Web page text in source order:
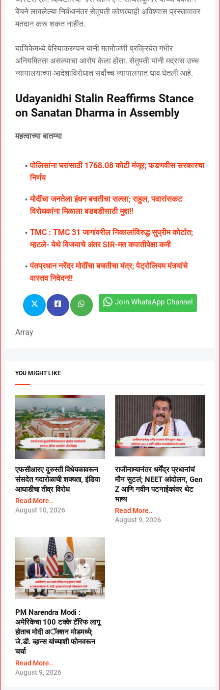
बेंचने लावलेल्या निर्बंधानंतर सेतुपती कोणत्याही अविश्वास प्रस्तावावर
मतदान करू शकत नाहीत.
याचिकेमध्ये पेरियाकरुप्पन यांनी मतमोजणी प्रक्रियेत गंभीर
अनियमितता असल्याचा आरोप केला होता. सेतुपती यांनी मद्रास उच्च
न्यायालयाच्या आदेशाविरोधात सर्वोच्च न्यायालयात धाव घेतली आहे.
Udayanidhi Stalin Reaffirms Stance
on Sanatan Dharma in Assembly
महत्वाच्या बातम्या
पोलिसांना घरांसाठी 1768.08 कोटी मंजूर; फडणवीस सरकारचा
निर्णय
मोदींचा जनतेला इंधन बचतीचा सल्ला; राहुल, पवारांसकट
विरोधकांना मिळाला बडबडीसाठी मुद्दा!!
TMC : TMC 31 जागांवरील निकालांविरुद्ध सुप्रीम कोर्टात;
म्हटले- येथे विजयाचे अंतर SIR-मत कपातीपेक्षा कमी
पंतप्रधान नरेंद्र मोदींचा बचतीचा मंत्र; पेट्रोलियम मंत्र्यांचे
वास्तव निवेदन!!
Join WhatsApp Channel
Array
YOU MIGHT LIKE
एफसीआरए दुरुस्ती विधेयकावरून
संसदेत गदारोळाची शक्यता, इंडिया
आघाडीचा तीव्र विरोध
Read More..
August 10, 2026
राजीनाम्यानंतर धर्मेंद्र प्रधानांचं
मौन सुटलं; NEET आंदोलन, Gen
Z आणि नवीन पटनाईकांवर थेट
भाष्य
Read More..
August 9, 2026
PM Narendra Modi :
अमेरिकेचा 100 टक्के टॅरिफ लागू
होताच मोदी अॅक्शन मोडमध्ये;
जे.डी. व्हान्स यांच्याशी फोनवरून
चर्चा
Read More..
August 9, 2026